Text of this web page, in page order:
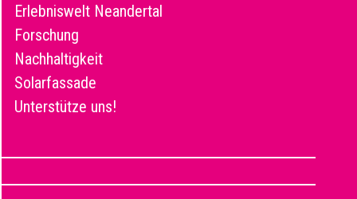
Erlebniswelt Neandertal
Forschung
Nachhaltigkeit
Solarfassade
Unterstütze uns!